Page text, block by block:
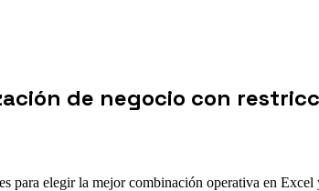
de negocio con
para elegir la mejor combinación operativa en Excel